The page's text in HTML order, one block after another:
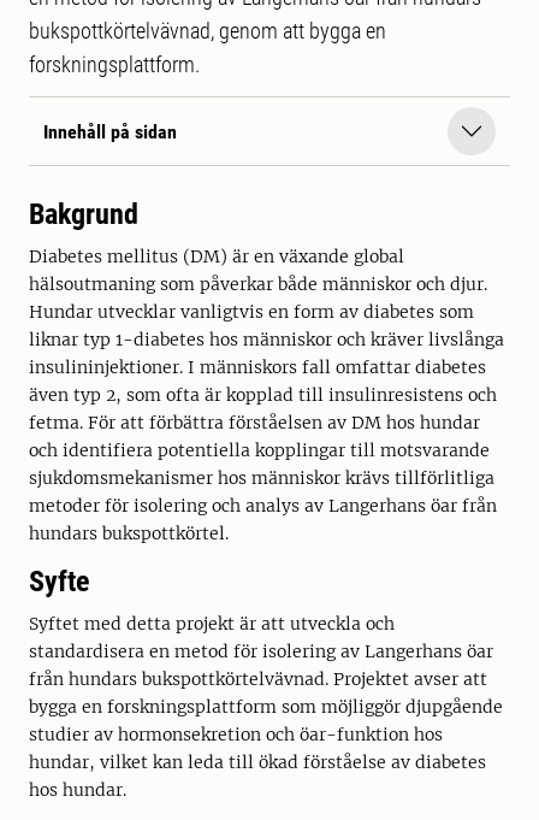
bukspottkörtelvävnad, genom att bygga en
forskningsplattform.
Innehåll på sidan
Bakgrund
Diabetes mellitus (DM) är en växande global
hälsoutmaning som påverkar både människor och djur.
Hundar utvecklar vanligtvis en form av diabetes som
liknar typ 1-diabetes hos människor och kräver livslånga
insulininjektioner. I människors fall omfattar diabetes
även typ 2, som ofta är kopplad till insulinresistens och
fetma. För att förbättra förståelsen av DM hos hundar
och identifiera potentiella kopplingar till motsvarande
sjukdomsmekanismer hos människor krävs tillförlitliga
metoder för isolering och analys av Langerhans öar från
hundars bukspottkörtel.
Syfte
Syftet med detta projekt är att utveckla och
standardisera en metod för isolering av Langerhans öar
från hundars bukspottkörtelvävnad. Projektet avser att
bygga en forskningsplattform som möjliggör djupgående
studier av hormonsekretion och öar-funktion hos
hundar, vilket kan leda till ökad förståelse av diabetes
hos hundar.